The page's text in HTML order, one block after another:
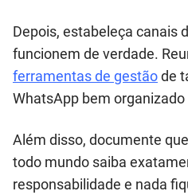
Depois, estabeleça canais
funcionem de verdade.
ferramentas de gestãode
WhatsApp bem
Além disso, documente
todo mundo saiba
responsabilidade e nada